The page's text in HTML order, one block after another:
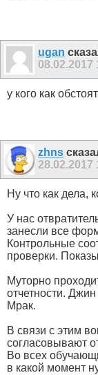
ugan
08.02.2017
у кого как
zhns
28.02.2017
Ну что как дела,
У нас
занесли все
Контрольные
проверки.
Муторно
отчетности.
Мрак.
В связи с этим
согласовывают
Во всех
в какой момент